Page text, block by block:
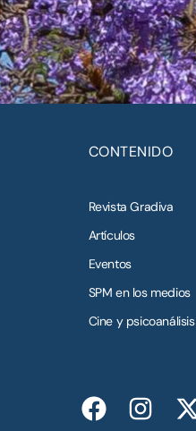
CONTENIDO
Revista Gradiva
Artículos
Eventos
SPM en los medios
Cine y psicoanálisis